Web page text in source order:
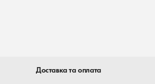
Доставка та оплата